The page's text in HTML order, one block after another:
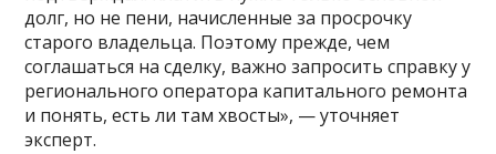
долг, но не пени, начисленные за просрочку
старого владельца. Поэтому прежде, чем
соглашаться на сделку, важно запросить справку у
регионального оператора капитального ремонта
и понять, есть ли там хвосты», — уточняет
эксперт.